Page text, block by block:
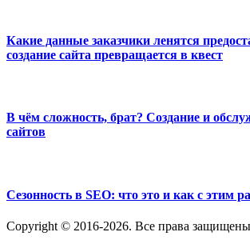
Какие данные заказчики ленятся
создание сайта превращается в квест
В чём сложность, брат? Создание и
сайтов
Сезонность в SEO: что это и как с этим
Copyright © 2016-2026. Все права защищены